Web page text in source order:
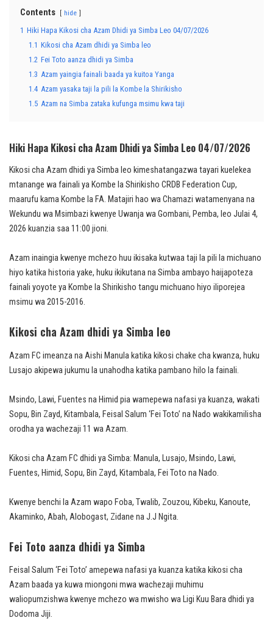
Contents hide
1 Hiki Hapa Kikosi cha Azam Dhidi ya Simba Leo 04/07/2026
1.1 Kikosi cha Azam dhidi ya Simba leo
1.2 Fei Toto aanza dhidi ya Simba
1.3 Azam yaingia fainali baada ya kuitoa Yanga
1.4 Azam yasaka taji la pili la Kombe la Shirikisho
1.5 Azam na Simba zataka kufunga msimu kwa taji
Hiki Hapa Kikosi cha Azam Dhidi ya Simba Leo 04/07/2026
Kikosi cha Azam dhidi ya Simba leo kimeshatangazwa tayari kuelekea
mtanange wa fainali ya Kombe la Shirikisho CRDB Federation Cup,
maarufu kama Kombe la FA. Matajiri hao wa Chamazi watamenyana na
Wekundu wa Msimbazi kwenye Uwanja wa Gombani, Pemba, leo Julai 4,
2026 kuanzia saa 11:00 jioni.
Azam inaingia kwenye mchezo huu ikisaka kutwaa taji la pili la michuano
hiyo katika historia yake, huku ikikutana na Simba ambayo haijapoteza
fainali yoyote ya Kombe la Shirikisho tangu michuano hiyo iliporejea
msimu wa 2015-2016.
Kikosi cha Azam dhidi ya Simba leo
Azam FC imeanza na Aishi Manula katika kikosi chake cha kwanza, huku
Lusajo akipewa jukumu la unahodha katika pambano hilo la fainali.
Msindo, Lawi, Fuentes na Himid pia wamepewa nafasi ya kuanza, wakati
Sopu, Bin Zayd, Kitambala, Feisal Salum ‘Fei Toto’ na Nado wakikamilisha
orodha ya wachezaji 11 wa Azam.
Kikosi cha Azam FC dhidi ya Simba: Manula, Lusajo, Msindo, Lawi,
Fuentes, Himid, Sopu, Bin Zayd, Kitambala, Fei Toto na Nado.
Kwenye benchi la Azam wapo Foba, Twalib, Zouzou, Kibeku, Kanoute,
Akaminko, Abah, Alobogast, Zidane na J.J Ngita.
Fei Toto aanza dhidi ya Simba
Feisal Salum ‘Fei Toto’ amepewa nafasi ya kuanza katika kikosi cha
Azam baada ya kuwa miongoni mwa wachezaji muhimu
waliopumzishwa kwenye mchezo wa mwisho wa Ligi Kuu Bara dhidi ya
Dodoma Jiji.